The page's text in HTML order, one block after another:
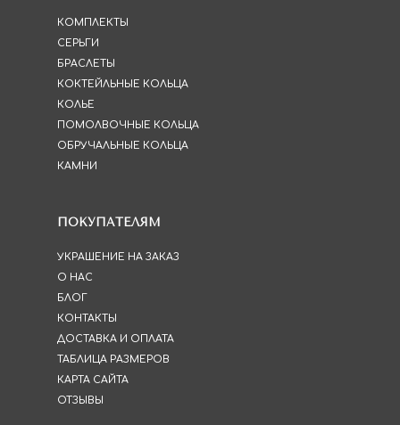
КОМПЛЕКТЫ
ПОМОЛВОЧНЫЕ КОЛЬЦА
ОБРУЧАЛЬНЫЕ КОЛЬЦА
КАМНИ
ПОКУПАТЕЛЯМ
УКРАШЕНИЕ НА ЗАКАЗ
О НАС
БЛОГ
КОНТАКТЫ
СЕРЬГИ
БРАСЛЕТЫ
КОКТЕЙЛЬНЫЕ КОЛЬЦА
КОЛЬЕ
ДОСТАВКА И ОПЛАТА
ТАБЛИЦА РАЗМЕРОВ
КАРТА САЙТА
ОТЗЫВЫ